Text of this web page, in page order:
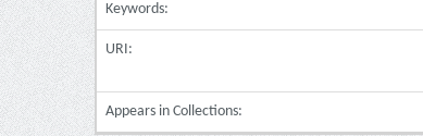
Keywords:
URI:
Appears in Collections: